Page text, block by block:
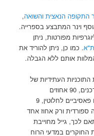
התקופה הנאצית והשואה,
וינר המתבצע בספרייה.
מפורטות, ניתן
. כמו כן, ניתן להוריד את
אותם ללא הגבלה.
העתידיות של
החברה לקידום התחום. לפי מחקרים מעודכנים, 90 אחוזים
מהמשתתפים בקהילה דיגיטלית כלשהי הם פאסיביים לחלוטין, 9
ספורדית ורק אחוז אחד
לכך, גייל מחוייבת
החוקרים במדעי הרוח